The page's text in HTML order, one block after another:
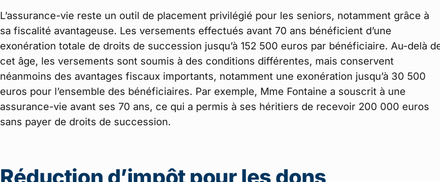
L’assurance-vie reste un outil de placement privilégié pour les seniors, notamment grâce à
sa fiscalité avantageuse. Les versements effectués avant 70 ans bénéficient d’une
exonération totale de droits de succession jusqu’à 152 500 euros par bénéficiaire. Au-delà
cet âge, les versements sont soumis à des conditions différentes, mais conservent
néanmoins des avantages fiscaux importants, notamment une exonération jusqu’à 30 500
euros pour l’ensemble des bénéficiaires. Par exemple, Mme Fontaine a souscrit à une
assurance-vie avant ses 70 ans, ce qui a permis à ses héritiers de recevoir 200 000 euros
sans payer de droits de succession.
Réduction d’impôt pour les dons